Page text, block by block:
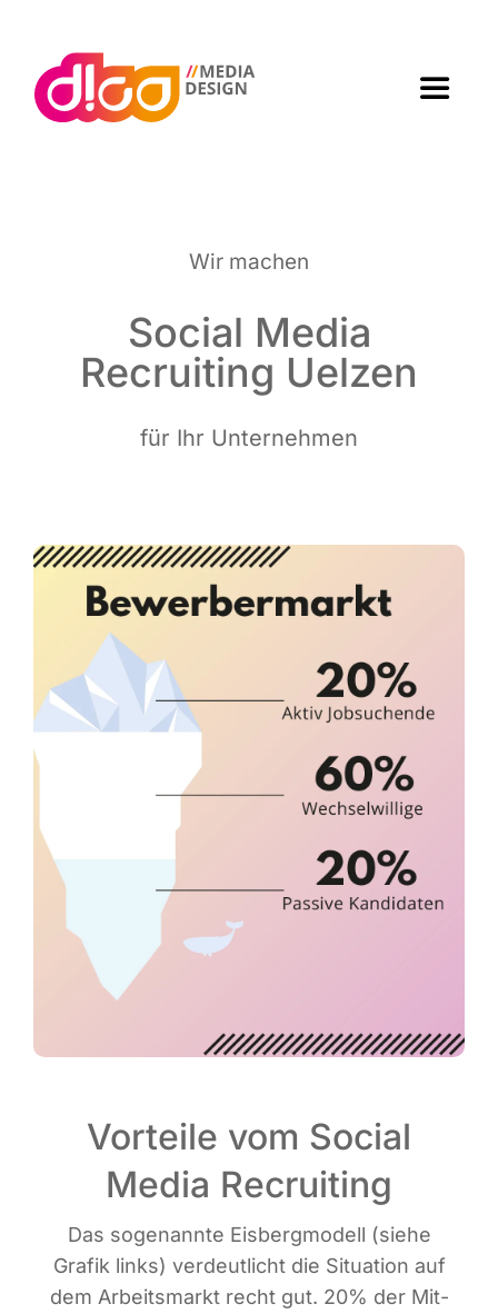
springen
Toggle
Leis­tun­gen
Maga­zin
Wir machen
Social Media
Recrui­ting Uelzen
für Ihr Unternehmen
Vorteile vom Social
Media Recruiting
Das soge­nann­te Eis­berg­mo­dell (sie­he
Gra­fik links) ver­deut­licht die Situa­ti­on auf
dem Arbeits­markt recht gut. 20% der Mit­